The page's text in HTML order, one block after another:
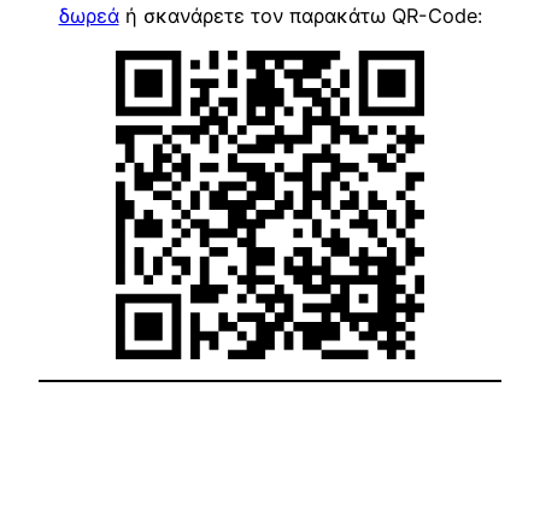
δωρεάή σκανάρετε τον παρακάτω QR-Code: